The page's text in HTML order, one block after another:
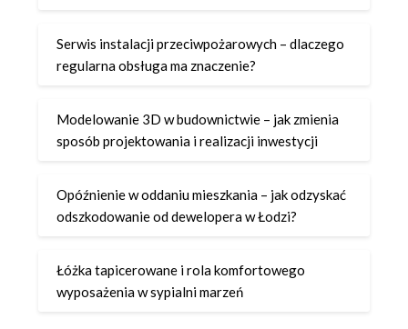
Serwis instalacji przeciwpożarowych – dlaczego
regularna obsługa ma znaczenie?
Modelowanie 3D w budownictwie – jak zmienia
sposób projektowania i realizacji inwestycji
Opóźnienie w oddaniu mieszkania – jak odzyskać
odszkodowanie od dewelopera w Łodzi?
Łóżka tapicerowane i rola komfortowego
wyposażenia w sypialni marzeń